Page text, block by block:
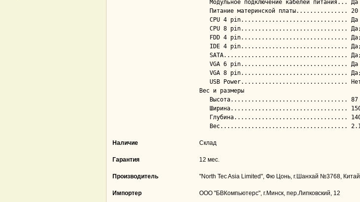
Вес и размеры
Наличие Склад
Гарантия 12 мес.
Производитель "North Tec Asia Limited", Фю Цонь, г.Шанхай №3768, Китай
Импортер ООО "БВКомпьютерс", г.Минск, пер.Липковский, 12